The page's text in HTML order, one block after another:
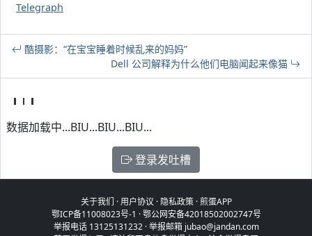
Telegraph
酷摄影：“在宝宝睡着时候乱来的妈妈”
Dell 公司解释为什么他们电脑闻起来像猫
数据加载中...BIU...BIU...BIU...
登录发吐槽
关于我们 ·用户协议 · 隐私政策·煎蛋APP
鄂ICP备11008023号-1 ·鄂公网安备42018502002747号
举报电话 13125131232 · 举报邮箱 jubao@jandan.com